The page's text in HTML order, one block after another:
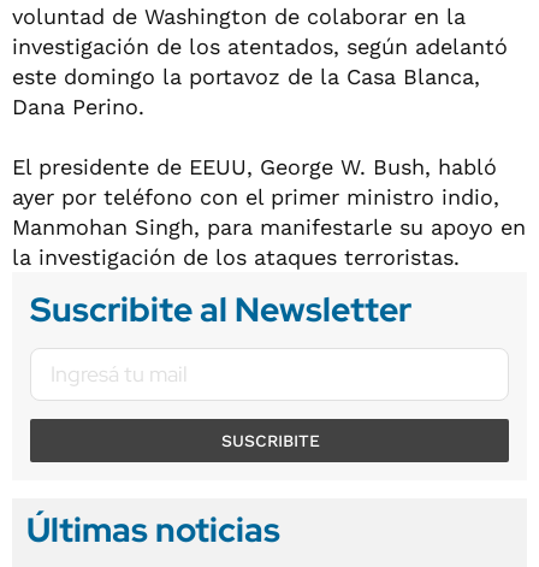
voluntad de Washington de colaborar en la
investigación de los atentados, según adelantó
este domingo la portavoz de la Casa Blanca,
Dana Perino.
El presidente de EEUU, George W. Bush, habló
ayer por teléfono con el primer ministro indio,
Manmohan Singh, para manifestarle su apoyo en
la investigación de los ataques terroristas.
Suscribite al Newsletter
SUSCRIBITE
Últimas noticias